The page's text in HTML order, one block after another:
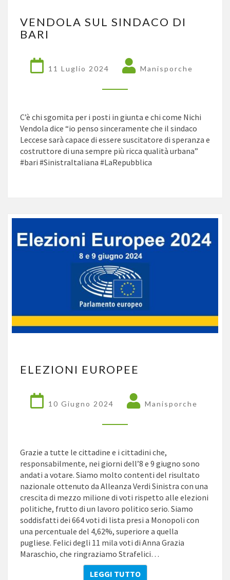
SUL
BARI
VENDOLA SUL SINDACO DI
BARI
11 Luglio 2024 Manisporche
C’è chi sgomita per i posti in giunta e chi come Nichi
Vendola dice “io penso sinceramente che il sindaco
Leccese sarà capace di essere suscitatore di speranza e
costruttore di una sempre più ricca qualità urbana”
#bari #SinistraItaliana #LaRepubblica
EUROPEE
ELEZIONI EUROPEE
10 Giugno 2024 Manisporche
Grazie a tutte le cittadine e i cittadini che,
responsabilmente, nei giorni dell’8 e 9 giugno sono
andati a votare. Siamo molto contenti del risultato
nazionale ottenuto da Alleanza Verdi Sinistra con una
crescita di mezzo milione di voti rispetto alle elezioni
politiche, frutto di un lavoro politico serio. Siamo
soddisfatti dei 664 voti di lista presi a Monopoli con
una percentuale del 4,62%, superiore a quella
pugliese. Felici degli 11 mila voti di Anna Grazia
Maraschio, che ringraziamo Strafelici…
LEGGI TUTTOLEGGI TUTTO